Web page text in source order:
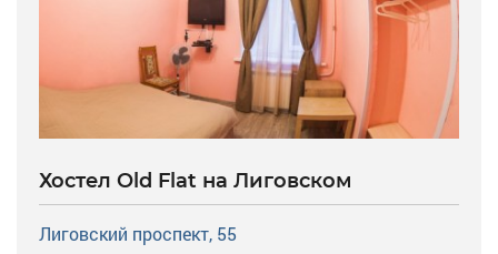
Хостел Old Flat на Лиговском
Лиговский проспект, 55